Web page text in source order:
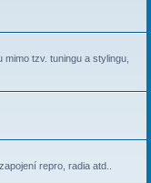
tzv. tuningu a stylingu,
repro, radia atd..